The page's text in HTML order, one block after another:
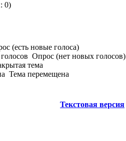
0)
(есть новые голоса)
Опрос (нет новых голосов)
тема
Тема перемещена
Текстовая версия